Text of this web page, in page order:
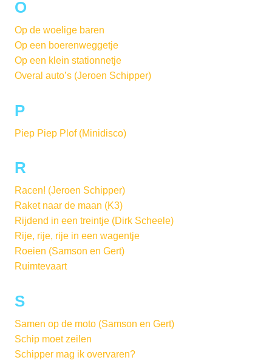
O
Op de woelige baren
Op een boerenweggetje
Op een klein stationnetje
Overal auto’s (Jeroen Schipper)
P
Piep Piep Plof (Minidisco)
R
Racen! (Jeroen Schipper)
Raket naar de maan (K3)
Rijdend in een treintje (Dirk Scheele)
Rije, rije, rije in een wagentje
Roeien (Samson en Gert)
Ruimtevaart
S
Samen op de moto (Samson en Gert)
Schip moet zeilen
Schipper mag ik overvaren?